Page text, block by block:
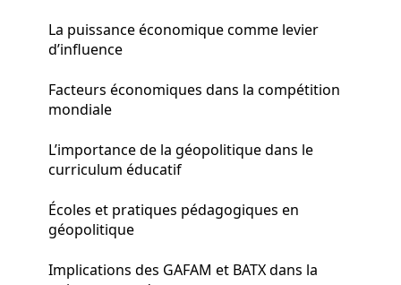
La puissance économique comme levier
d’influence
Facteurs économiques dans la compétition
mondiale
L’importance de la géopolitique dans le
curriculum éducatif
Écoles et pratiques pédagogiques en
géopolitique
Implications des GAFAM et BATX dans la